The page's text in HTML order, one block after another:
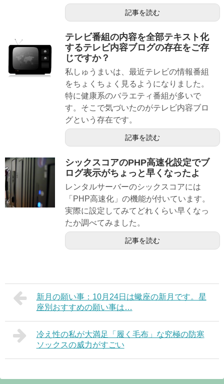
記事を読む
テレビ番組の内容を全部テキスト化
するテレビ内容ブログの存在をご存
じですか？
私しゅうまいは、最近テレビの情報番組
をちょくちょく見るようになりました。
特に健康系のバラエティ番組が多いで
す。そこで気づいたのがテレビ内容ブロ
グという存在です。
記事を読む
シックスコアのPHP高速化設定でブ
ログ表示がちょっと早くなったよ
レンタルサーバーのシックスコアには
「PHP高速化」の機能が付いています。
実際に設定してみてどれくらい早くなっ
たか調べてみました。
記事を読む
新月の願い事：10月24日は蠍座の新月です。星
座別おすすめの願い事は…
冷え性の私が大満足「履く毛布」な究極の防寒
ソックスの威力がすごい